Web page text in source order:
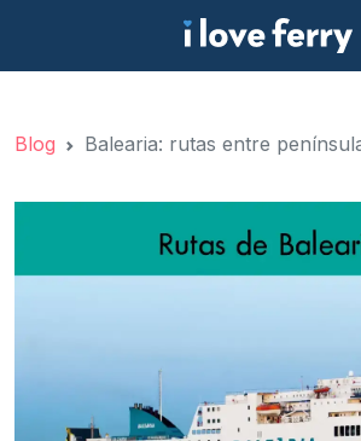
Blog Balearia: rutas entre